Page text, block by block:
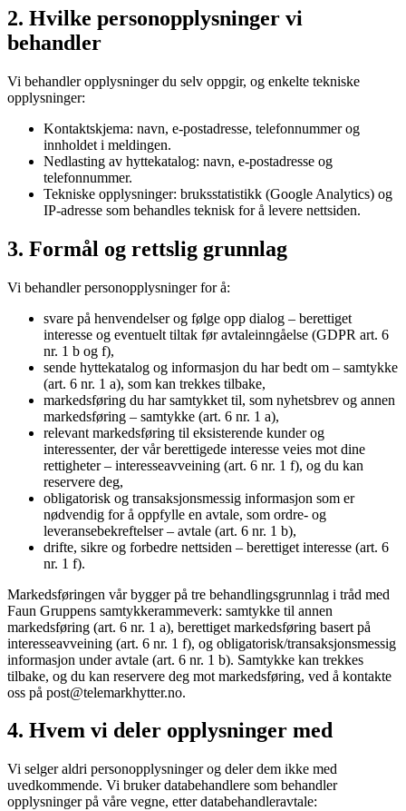
2. Hvilke personopplysninger vi
behandler
Vi behandler opplysninger du selv oppgir, og enkelte tekniske
opplysninger:
Kontaktskjema: navn, e-postadresse, telefonnummer og
innholdet i meldingen.
Nedlasting av hyttekatalog: navn, e-postadresse og
telefonnummer.
Tekniske opplysninger: bruksstatistikk (Google Analytics) og
IP-adresse som behandles teknisk for å levere nettsiden.
3. Formål og rettslig grunnlag
Vi behandler personopplysninger for å:
svare på henvendelser og følge opp dialog – berettiget
interesse og eventuelt tiltak før avtaleinngåelse (GDPR art. 6
nr. 1 b og f),
sende hyttekatalog og informasjon du har bedt om – samtykke
(art. 6 nr. 1 a), som kan trekkes tilbake,
markedsføring du har samtykket til, som nyhetsbrev og annen
markedsføring – samtykke (art. 6 nr. 1 a),
relevant markedsføring til eksisterende kunder og
interessenter, der vår berettigede interesse veies mot dine
rettigheter – interesseavveining (art. 6 nr. 1 f), og du kan
reservere deg,
obligatorisk og transaksjonsmessig informasjon som er
nødvendig for å oppfylle en avtale, som ordre- og
leveransebekreftelser – avtale (art. 6 nr. 1 b),
drifte, sikre og forbedre nettsiden – berettiget interesse (art. 6
nr. 1 f).
Markedsføringen vår bygger på tre behandlingsgrunnlag i tråd med
Faun Gruppens samtykkerammeverk: samtykke til annen
markedsføring (art. 6 nr. 1 a), berettiget markedsføring basert på
interesseavveining (art. 6 nr. 1 f), og obligatorisk/transaksjonsmessig
informasjon under avtale (art. 6 nr. 1 b). Samtykke kan trekkes
tilbake, og du kan reservere deg mot markedsføring, ved å kontakte
oss på post@telemarkhytter.no.
4. Hvem vi deler opplysninger med
Vi selger aldri personopplysninger og deler dem ikke med
uvedkommende. Vi bruker databehandlere som behandler
opplysninger på våre vegne, etter databehandleravtale: